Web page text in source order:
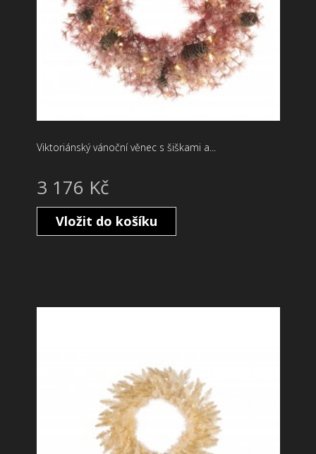
Viktoriánský vánoční věnec s šiškami a...
3 176 Kč
Vložit do košíku